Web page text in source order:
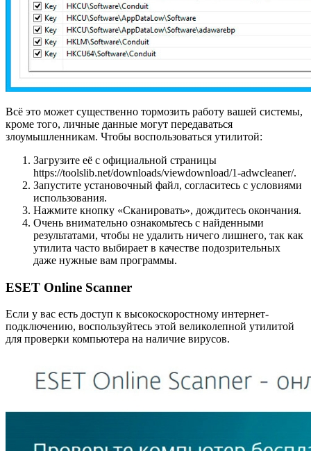
Всё это может существенно тормозить работу вашей системы,
кроме того, личные данные могут передаваться
злоумышленникам. Чтобы воспользоваться утилитой:
Загрузите её с официальной страницы
https://toolslib.net/downloads/viewdownload/1-adwcleaner/.
Запустите установочный файл, согласитесь с условиями
использования.
Нажмите кнопку «Сканировать», дождитесь окончания.
Очень внимательно ознакомьтесь с найденными
результатами, чтобы не удалить ничего лишнего, так как
утилита часто выбирает в качестве подозрительных
даже нужные вам программы.
ESET Online Scanner
Если у вас есть доступ к высокоскоростному интернет-
подключению, воспользуйтесь этой великолепной утилитой
для проверки компьютера на наличие вирусов.